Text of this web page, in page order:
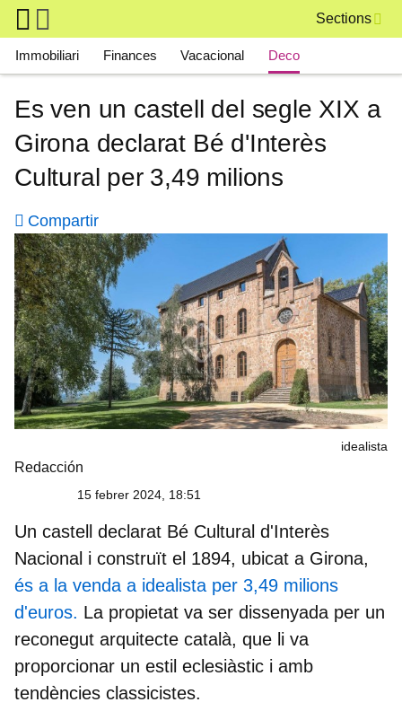
Skip to main content
Sections
Main navigation
Immobiliari Finances Vacacional Deco
Es ven un castell del segle XIX a
Girona declarat Bé d'Interès
Cultural per 3,49 milions
Compartir
idealista
Redacción
15 febrer 2024, 18:51
Un castell declarat Bé Cultural d'Interès
Nacional i construït el 1894, ubicat a Girona,
és a la venda a idealista per 3,49 milions
d'euros. La propietat va ser dissenyada per un
reconegut arquitecte català, que li va
proporcionar un estil eclesiàstic i amb
tendències classicistes.